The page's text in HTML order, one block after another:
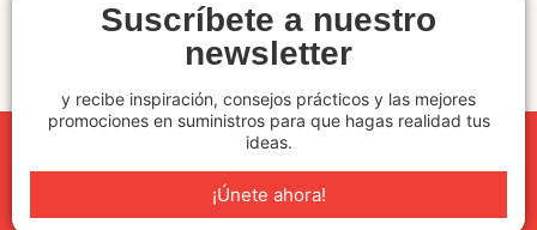
Suscríbete a nuestro
newsletter
y recibe inspiración, consejos prácticos y las mejores
promociones en suministros para que hagas realidad tus
ideas.
¡Únete ahora!